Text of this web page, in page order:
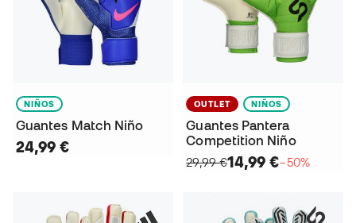
NIÑOS
Guantes Match Niño
24,99 €
OUTLET NIÑOS
Guantes Pantera
Competition Niño
29,99 €14,99 €−50%